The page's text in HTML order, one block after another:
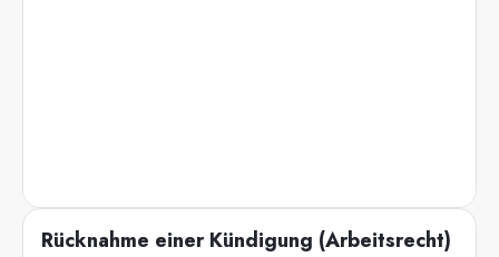
Rücknahme einer Kündigung (Arbeitsrecht)